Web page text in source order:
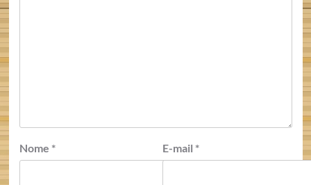
Nome * E-mail *